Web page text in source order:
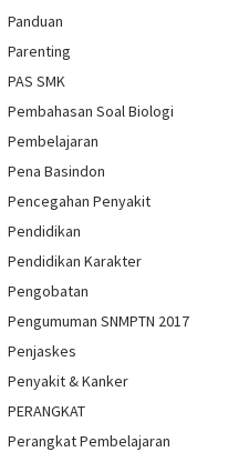
Panduan
Parenting
PAS SMK
Pembahasan Soal Biologi
Pembelajaran
Pena Basindon
Pencegahan Penyakit
Pendidikan
Pendidikan Karakter
Pengobatan
Pengumuman SNMPTN 2017
Penjaskes
Penyakit & Kanker
PERANGKAT
Perangkat Pembelajaran